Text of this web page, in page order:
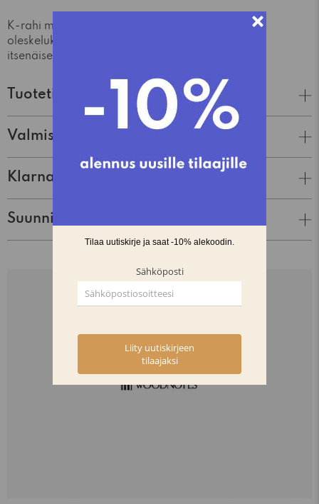
K-rahi muuttaa K-tuolin mukavaksi
oleskelukalusteeksi. Rahi toimii hyvin myös
itsenäisenä kalusteena.
Tuotetiedot
Valmistaja
Klarna Lasku & Tili
Suunnittelija